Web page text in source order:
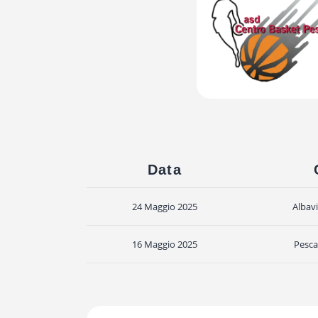
Data
24 Maggio 2025
16 Maggio 2025